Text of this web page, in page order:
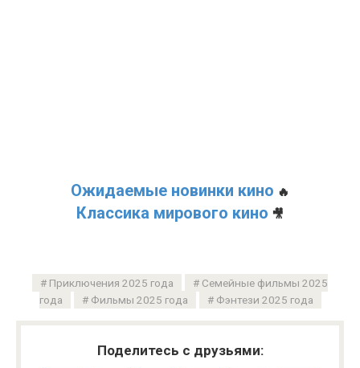
Ожидаемые новинки кино 🔥
Классика мирового кино 🎥
Приключения 2025 года
Семейные фильмы 2025
года
Фильмы 2025 года Фэнтези 2025 года
Поделитесь с друзьями: